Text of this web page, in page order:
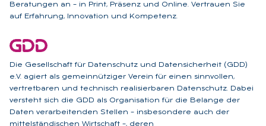
Beratungen an – in Print, Präsenz und Online. Vertrauen Sie
auf Erfahrung, Innovation und Kompetenz.
Die Gesellschaft für Datenschutz und Datensicherheit (GDD)
e.V. agiert als gemeinnütziger Verein für einen sinnvollen,
vertretbaren und technisch realisierbaren Datenschutz. Dabei
versteht sich die GDD als Organisation für die Belange der
Daten verarbeitenden Stellen – insbesondere auch der
mittelständischen Wirtschaft –, deren